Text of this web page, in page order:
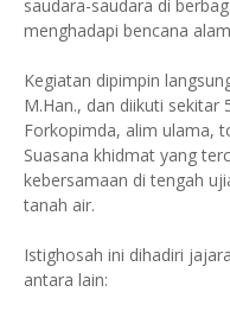
saudara-saudara di
menghadapi bencana
Kegiatan dipimpin
M.Han., dan diikuti sekitar
Forkopimda, alim ulama,
Suasana khidmat yang
kebersamaan di tengah
tanah air.
Istighosah ini dihadiri
antara lain: